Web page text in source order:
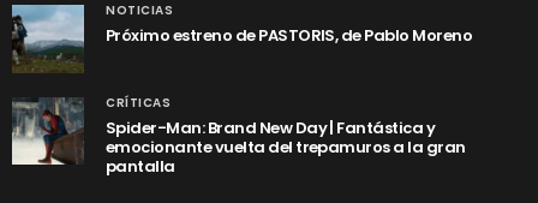
NOTICIAS
Próximo estreno de PASTORIS, de Pablo Moreno
CRÍTICAS
Spider-Man: Brand New Day | Fantástica y
emocionante vuelta del trepamuros a la gran
pantalla